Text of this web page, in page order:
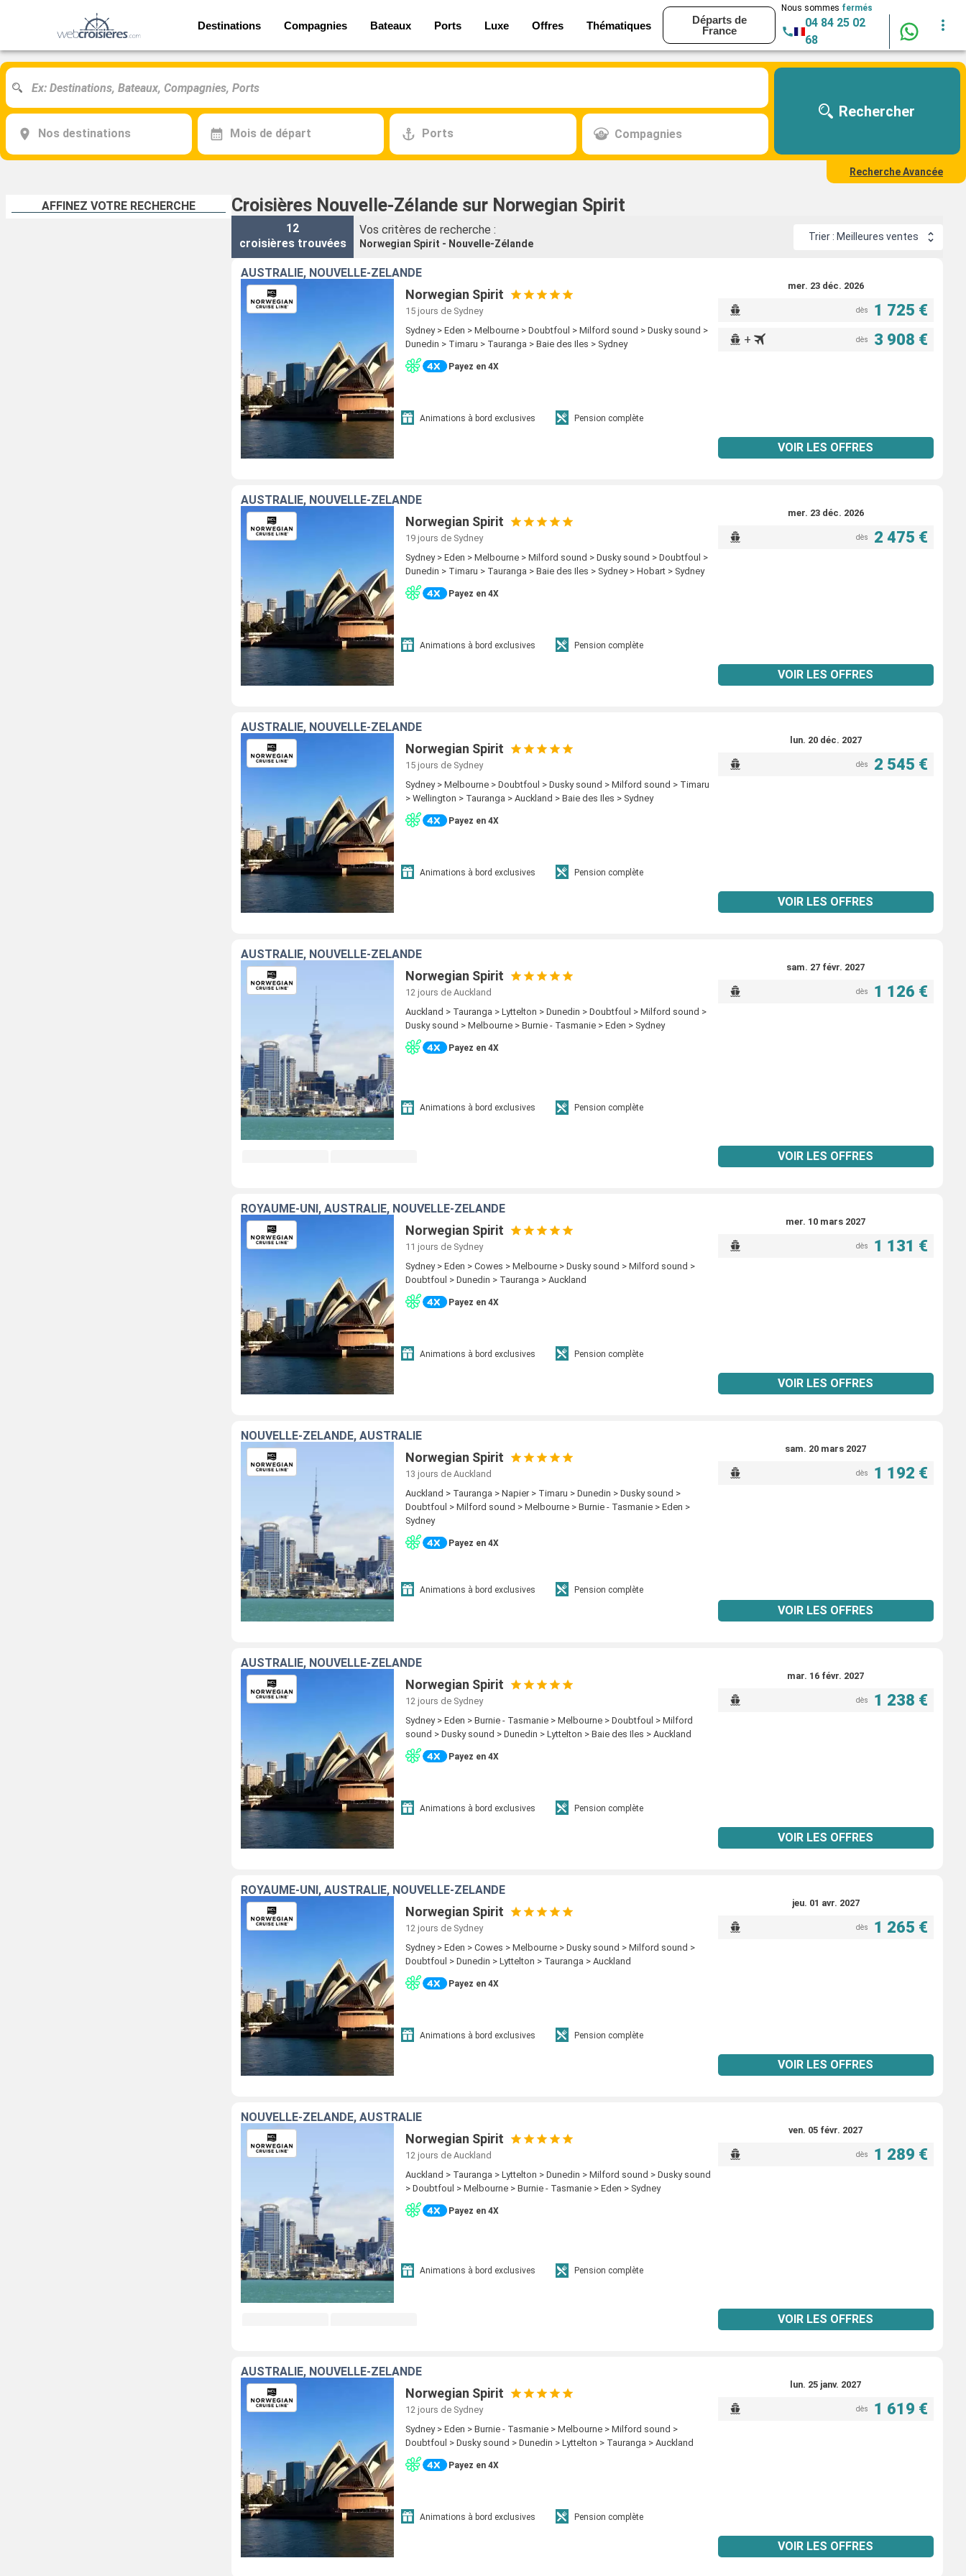
Destinations Compagnies Bateaux Ports Luxe Offres Thématiques
Départs de
France
Nous sommes fermés
04 84 25 02
68
Nos destinations Mois de départ Ports Compagnies
Rechercher
Recherche Avancée
AFFINEZ VOTRE RECHERCHE Croisières Nouvelle-Zélande sur Norwegian Spirit
12
croisières trouvées
Vos critères de recherche :
Norwegian Spirit - Nouvelle-Zélande
Trier : Meilleures ventes
AUSTRALIE, NOUVELLE-ZÉLANDE
Norwegian Spirit
15 jours de Sydney
Sydney > Eden > Melbourne > Doubtfoul > Milford sound > Dusky sound >
Dunedin > Timaru > Tauranga > Baie des Iles > Sydney
Payez en 4X
Animations à bord exclusives Pension complète
mer. 23 déc. 2026
dès 1 725 €
+ dès 3 908 €
VOIR LES OFFRES
AUSTRALIE, NOUVELLE-ZÉLANDE
Norwegian Spirit
19 jours de Sydney
Sydney > Eden > Melbourne > Milford sound > Dusky sound > Doubtfoul >
Dunedin > Timaru > Tauranga > Baie des Iles > Sydney > Hobart > Sydney
Payez en 4X
Animations à bord exclusives Pension complète
mer. 23 déc. 2026
dès 2 475 €
VOIR LES OFFRES
AUSTRALIE, NOUVELLE-ZÉLANDE
Norwegian Spirit
15 jours de Sydney
Sydney > Melbourne > Doubtfoul > Dusky sound > Milford sound > Timaru
> Wellington > Tauranga > Auckland > Baie des Iles > Sydney
Payez en 4X
Animations à bord exclusives Pension complète
lun. 20 déc. 2027
dès 2 545 €
VOIR LES OFFRES
AUSTRALIE, NOUVELLE-ZÉLANDE
Norwegian Spirit
12 jours de Auckland
Auckland > Tauranga > Lyttelton > Dunedin > Doubtfoul > Milford sound >
Dusky sound > Melbourne > Burnie - Tasmanie > Eden > Sydney
Payez en 4X
Animations à bord exclusives Pension complète
sam. 27 févr. 2027
dès 1 126 €
VOIR LES OFFRES
ROYAUME-UNI, AUSTRALIE, NOUVELLE-ZÉLANDE
Norwegian Spirit
11 jours de Sydney
Sydney > Eden > Cowes > Melbourne > Dusky sound > Milford sound >
Doubtfoul > Dunedin > Tauranga > Auckland
Payez en 4X
Animations à bord exclusives Pension complète
mer. 10 mars 2027
dès 1 131 €
VOIR LES OFFRES
NOUVELLE-ZÉLANDE, AUSTRALIE
Norwegian Spirit
13 jours de Auckland
Auckland > Tauranga > Napier > Timaru > Dunedin > Dusky sound >
Doubtfoul > Milford sound > Melbourne > Burnie - Tasmanie > Eden >
Sydney
Payez en 4X
Animations à bord exclusives Pension complète
sam. 20 mars 2027
dès 1 192 €
VOIR LES OFFRES
AUSTRALIE, NOUVELLE-ZÉLANDE
Norwegian Spirit
12 jours de Sydney
Sydney > Eden > Burnie - Tasmanie > Melbourne > Doubtfoul > Milford
sound > Dusky sound > Dunedin > Lyttelton > Baie des Iles > Auckland
Payez en 4X
Animations à bord exclusives Pension complète
mar. 16 févr. 2027
dès 1 238 €
VOIR LES OFFRES
ROYAUME-UNI, AUSTRALIE, NOUVELLE-ZÉLANDE
Norwegian Spirit
12 jours de Sydney
Sydney > Eden > Cowes > Melbourne > Dusky sound > Milford sound >
Doubtfoul > Dunedin > Lyttelton > Tauranga > Auckland
Payez en 4X
Animations à bord exclusives Pension complète
jeu. 01 avr. 2027
dès 1 265 €
VOIR LES OFFRES
NOUVELLE-ZÉLANDE, AUSTRALIE
Norwegian Spirit
12 jours de Auckland
Auckland > Tauranga > Lyttelton > Dunedin > Milford sound > Dusky sound
> Doubtfoul > Melbourne > Burnie - Tasmanie > Eden > Sydney
Payez en 4X
Animations à bord exclusives Pension complète
ven. 05 févr. 2027
dès 1 289 €
VOIR LES OFFRES
AUSTRALIE, NOUVELLE-ZÉLANDE
Norwegian Spirit
12 jours de Sydney
Sydney > Eden > Burnie - Tasmanie > Melbourne > Milford sound >
Doubtfoul > Dusky sound > Dunedin > Lyttelton > Tauranga > Auckland
Payez en 4X
Animations à bord exclusives Pension complète
lun. 25 janv. 2027
dès 1 619 €
VOIR LES OFFRES